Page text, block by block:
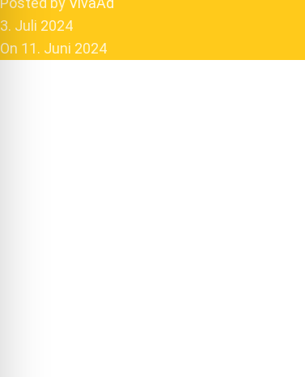
3. Juli 2024
On 11. Juni 2024